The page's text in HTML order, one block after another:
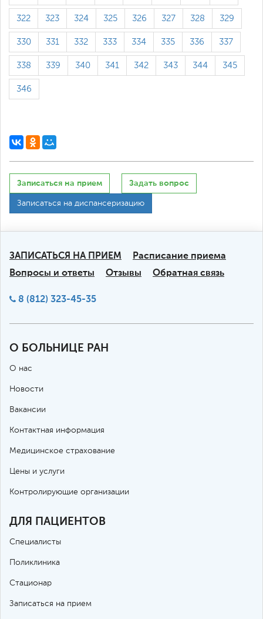
322 323 324 325 326 327 328 329
330 331 332 333 334 335 336 337
338 339 340 341 342 343 344 345
346
Записаться на прием Задать вопрос
Записаться на диспансеризацию
ЗАПИСАТЬСЯ НА ПРИЕМ
Расписание приема
Вопросы и ответы
Отзывы Обратная связь
8 (812) 323-45-35
О БОЛЬНИЦЕ РАН
О нас
Новости
Вакансии
Контактная информация
Медицинское страхование
Цены и услуги
Контролирующие организации
ДЛЯ ПАЦИЕНТОВ
Специалисты
Поликлиника
Стационар
Записаться на прием